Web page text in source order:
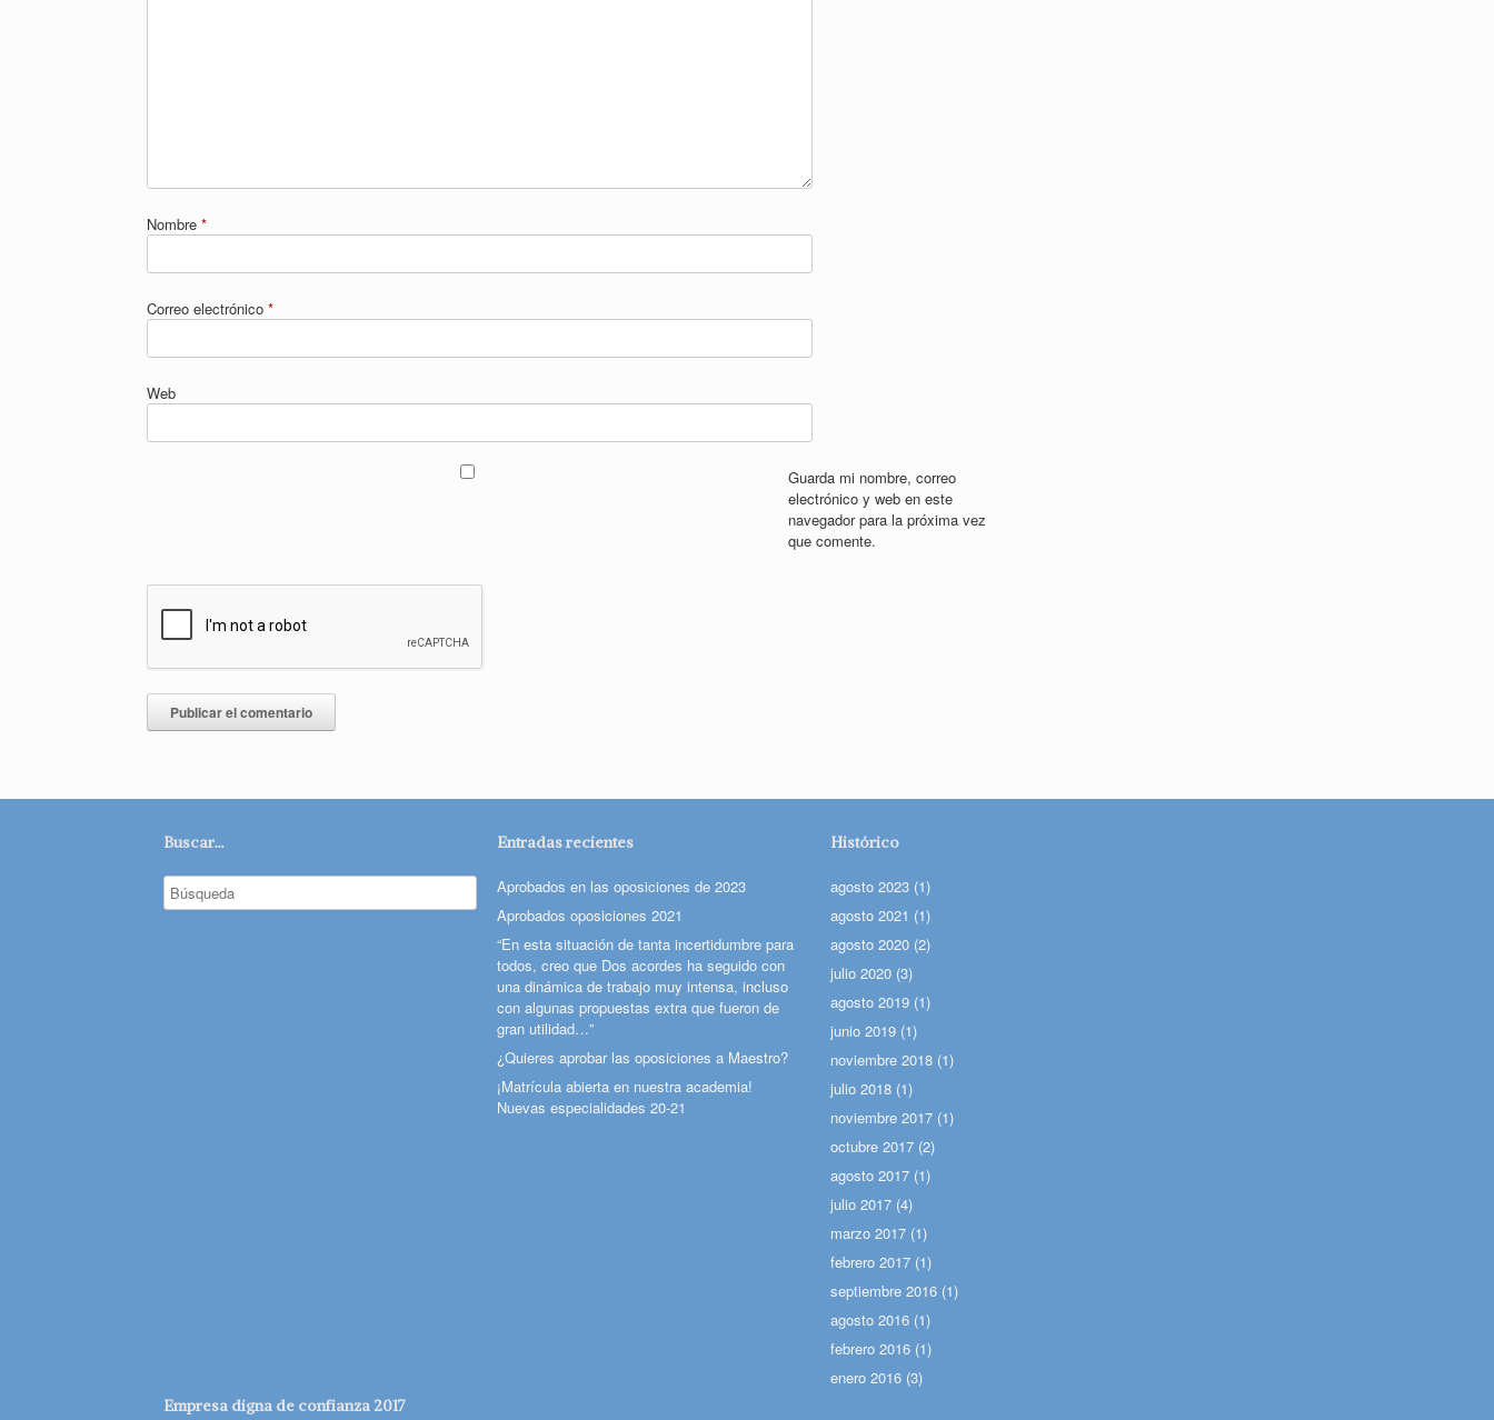
Nombre *
Correo electrónico *
Web
Guarda mi nombre, correo
electrónico y web en este
navegador para la próxima vez
que comente.
Buscar… Entradas recientes
Aprobados en las oposiciones de 2023
Aprobados oposiciones 2021
“En esta situación de tanta incertidumbre para
todos, creo que Dos acordes ha seguido con
una dinámica de trabajo muy intensa, incluso
con algunas propuestas extra que fueron de
gran utilidad…”
¿Quieres aprobar las oposiciones a Maestro?
¡Matrícula abierta en nuestra academia!
Nuevas especialidades 20-21
Histórico
agosto 2023 (1)
agosto 2021 (1)
agosto 2020 (2)
julio 2020 (3)
agosto 2019 (1)
junio 2019 (1)
noviembre 2018 (1)
julio 2018 (1)
noviembre 2017 (1)
octubre 2017 (2)
agosto 2017 (1)
julio 2017 (4)
marzo 2017 (1)
febrero 2017 (1)
septiembre 2016 (1)
agosto 2016 (1)
febrero 2016 (1)
enero 2016 (3)
Empresa digna de confianza 2017